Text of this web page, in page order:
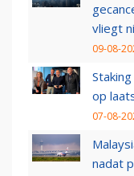
vliegt
09-08-
op
07-08-
nadat